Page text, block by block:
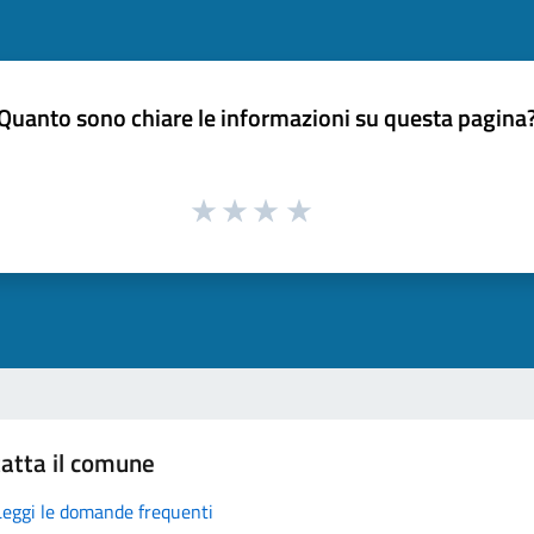
sono chiare le informazioni su questa
il comune
le domande frequenti